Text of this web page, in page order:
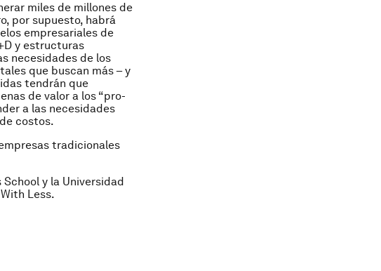
miles de millones de
por supuesto, habrá
empresariales de
y estructuras
necesidades de los
que buscan más – y
tendrán que
de valor a los “pro-
a las necesidades
costos.
tradicionales
y la Universidad
Less.